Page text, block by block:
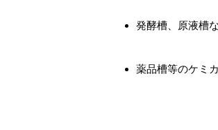
発酵槽、原液槽
薬品槽等のケミ